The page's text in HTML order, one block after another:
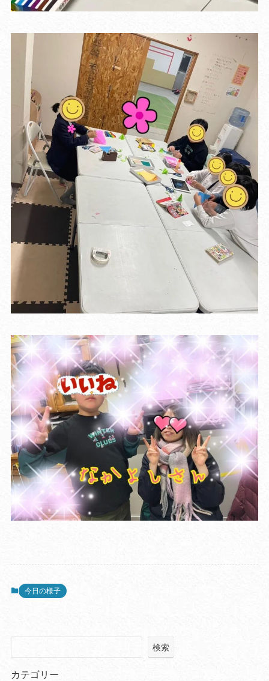
今日の様子
検索
カテゴリー